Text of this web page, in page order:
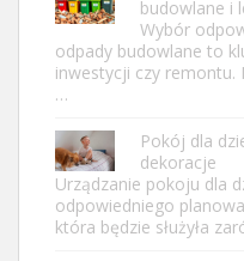
budowlane i
Wybór
odpady budowlane to
inwestycji czy remontu.
…
Pokój dla
dekoracje
Urządzanie pokoju dla
odpowiedniego
która będzie służyła